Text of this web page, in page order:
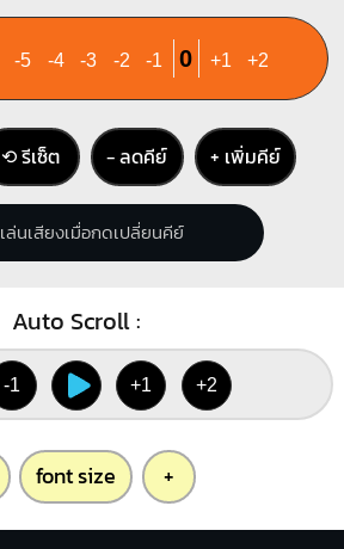
-5 -4 -3 -2 -1 0 +1 +2
⟲ รีเซ็ต − ลดคีย์ + เพิ่มคีย์
เล่นเสียงเมื่อกดเปลี่ยนคีย์
Auto Scroll :
-1 +1 +2
font size +